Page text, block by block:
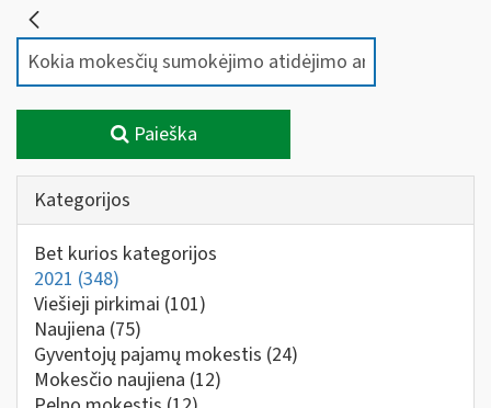
Paieška
Kategorijos
Bet kurios kategorijos
2021 (348)
Viešieji pirkimai (101)
Naujiena (75)
Gyventojų pajamų mokestis (24)
Mokesčio naujiena (12)